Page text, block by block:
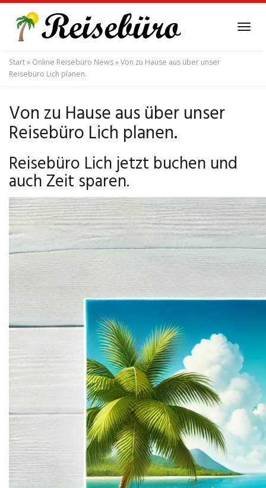
main
content
Start» Online Reisebüro News»Von zu Hause aus über unser
Reisebüro Lich planen.
Von zu Hause aus über unser
Reisebüro Lich planen.
Reisebüro Lich jetzt buchen und
auch Zeit sparen.